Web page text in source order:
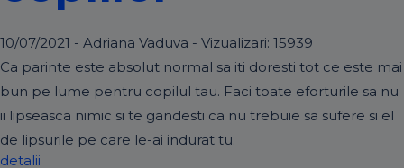
10/07/2021 - Adriana Vaduva - Vizualizari: 15939
Ca parinte este absolut normal sa iti doresti tot ce este mai
bun pe lume pentru copilul tau. Faci toate eforturile sa nu
ii lipseasca nimic si te gandesti ca nu trebuie sa sufere si el
de lipsurile pe care le-ai indurat tu.
detalii